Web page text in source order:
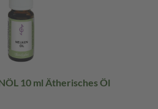
10 ml Ätherisches Öl